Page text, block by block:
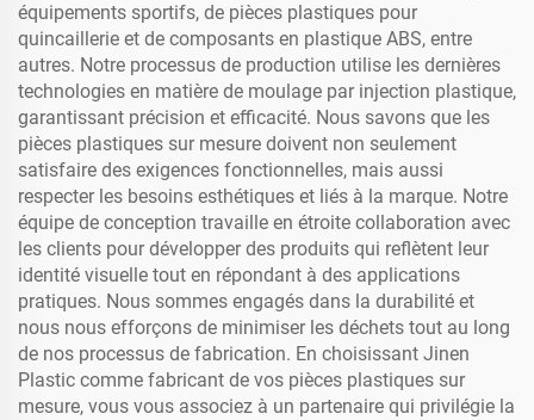
équipements sportifs, de pièces plastiques pour
quincaillerie et de composants en plastique ABS, entre
autres. Notre processus de production utilise les dernières
technologies en matière de moulage par injection plastique,
garantissant précision et efficacité. Nous savons que les
pièces plastiques sur mesure doivent non seulement
satisfaire des exigences fonctionnelles, mais aussi
respecter les besoins esthétiques et liés à la marque. Notre
équipe de conception travaille en étroite collaboration avec
les clients pour développer des produits qui reflètent leur
identité visuelle tout en répondant à des applications
pratiques. Nous sommes engagés dans la durabilité et
nous nous efforçons de minimiser les déchets tout au long
de nos processus de fabrication. En choisissant Jinen
Plastic comme fabricant de vos pièces plastiques sur
mesure, vous vous associez à un partenaire qui privilégie la